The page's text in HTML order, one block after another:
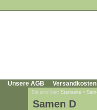
Unsere AGB Versandkosten
Sie sind hier: Startseite »
Samen D